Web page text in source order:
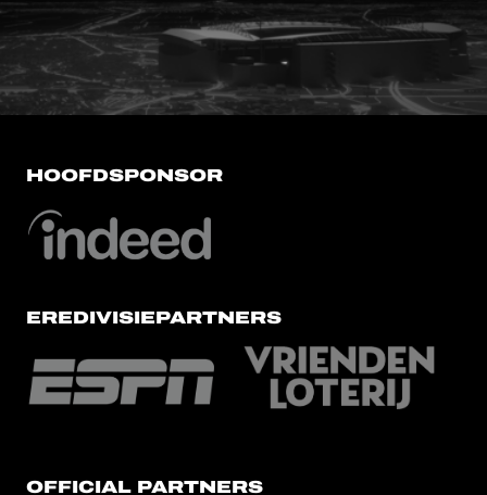
FC Utrecht<br>vanuit<br>het
HOOFDSPONSOR
EREDIVISIEPARTNERS
OFFICIAL PARTNERS